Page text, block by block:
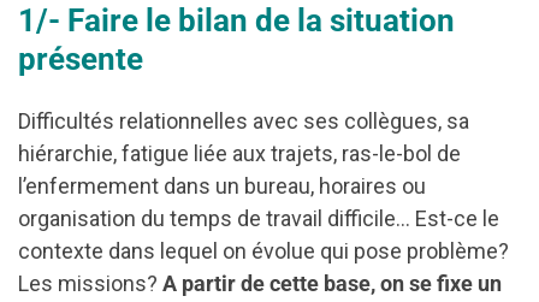
1/- Faire le bilan de la situation
présente
Difficultés relationnelles avec ses collègues, sa
hiérarchie, fatigue liée aux trajets, ras-le-bol de
l’enfermement dans un bureau, horaires ou
organisation du temps de travail difficile… Est-ce le
contexte dans lequel on évolue qui pose problème?
Les missions? A partir de cette base, on se fixe un